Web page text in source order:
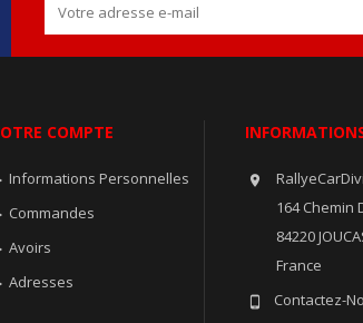
COMPTE
Informations Personnelles
Commandes
Avoirs
Adresses

164 Chemin
84220
France
 Contactez-